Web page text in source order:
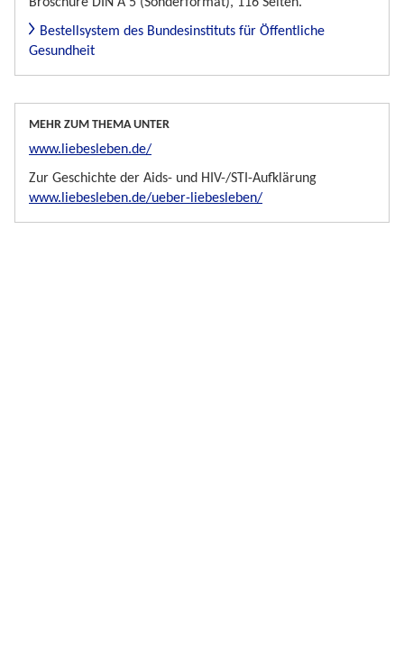
Bestellsystem des Bundesinstituts für Öffentliche
Gesundheit
MEHR ZUM THEMA UNTER
www.liebesleben.de/
Zur Geschichte der Aids- und HIV-/STI-Aufklärung
www.liebesleben.de/ueber-liebesleben/